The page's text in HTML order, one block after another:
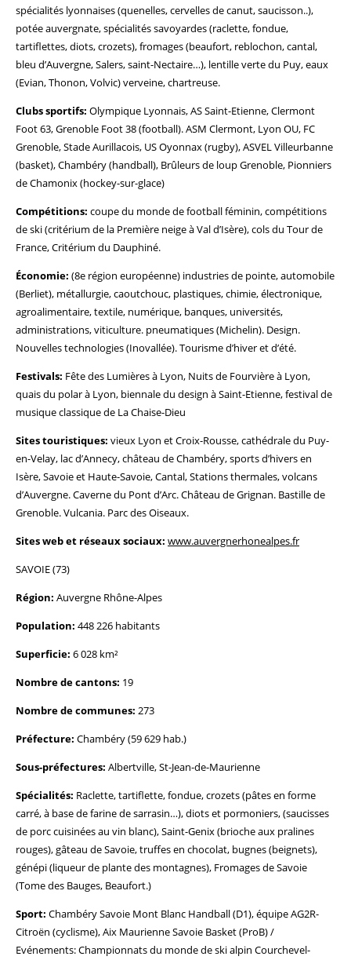
spécialités lyonnaises (quenelles, cervelles de canut, saucisson..),
potée auvergnate, spécialités savoyardes (raclette, fondue,
tartiflettes, diots, crozets), fromages (beaufort, reblochon, cantal,
bleu d’Auvergne, Salers, saint-Nectaire…), lentille verte du Puy, eaux
(Evian, Thonon, Volvic) verveine, chartreuse.
Clubs sportifs: Olympique Lyonnais, AS Saint-Etienne, Clermont
Foot 63, Grenoble Foot 38 (football). ASM Clermont, Lyon OU, FC
Grenoble, Stade Aurillacois, US Oyonnax (rugby), ASVEL Villeurbanne
(basket), Chambéry (handball), Brûleurs de loup Grenoble, Pionniers
de Chamonix (hockey-sur-glace)
Compétitions: coupe du monde de football féminin, compétitions
de ski (critérium de la Première neige à Val d’Isère), cols du Tour de
France, Critérium du Dauphiné.
Économie: (8e région européenne) industries de pointe, automobile
(Berliet), métallurgie, caoutchouc, plastiques, chimie, électronique,
agroalimentaire, textile, numérique, banques, universités,
administrations, viticulture. pneumatiques (Michelin). Design.
Nouvelles technologies (Inovallée). Tourisme d’hiver et d’été.
Festivals: Fête des Lumières à Lyon, Nuits de Fourvière à Lyon,
quais du polar à Lyon, biennale du design à Saint-Etienne, festival de
musique classique de La Chaise-Dieu
Sites touristiques: vieux Lyon et Croix-Rousse, cathédrale du Puy-
en-Velay, lac d’Annecy, château de Chambéry, sports d’hivers en
Isère, Savoie et Haute-Savoie, Cantal, Stations thermales, volcans
d’Auvergne. Caverne du Pont d’Arc. Château de Grignan. Bastille de
Grenoble. Vulcania. Parc des Oiseaux.
Sites web et réseaux sociaux: www.auvergnerhonealpes.fr
SAVOIE (73)
Région: Auvergne Rhône-Alpes
Population: 448 226 habitants
Superficie: 6 028 km²
Nombre de cantons: 19
Nombre de communes: 273
Préfecture: Chambéry (59 629 hab.)
Sous-préfectures: Albertville, St-Jean-de-Maurienne
Spécialités: Raclette, tartiflette, fondue, crozets (pâtes en forme
carré, à base de farine de sarrasin…), diots et pormoniers, (saucisses
de porc cuisinées au vin blanc), Saint-Genix (brioche aux pralines
rouges), gâteau de Savoie, truffes en chocolat, bugnes (beignets),
génépi (liqueur de plante des montagnes), Fromages de Savoie
(Tome des Bauges, Beaufort.)
Sport: Chambéry Savoie Mont Blanc Handball (D1), équipe AG2R-
Citroën (cyclisme), Aix Maurienne Savoie Basket (ProB) /
Evénements: Championnats du monde de ski alpin Courchevel-